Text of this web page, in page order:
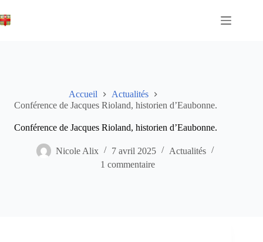
au
contenu
Accueil
Actualités
Conférence de Jacques Rioland, historien d’Eaubonne.
Conférence de Jacques Rioland, historien d’Eaubonne.
Nicole Alix 7 avril 2025
Actualités
1 commentaire